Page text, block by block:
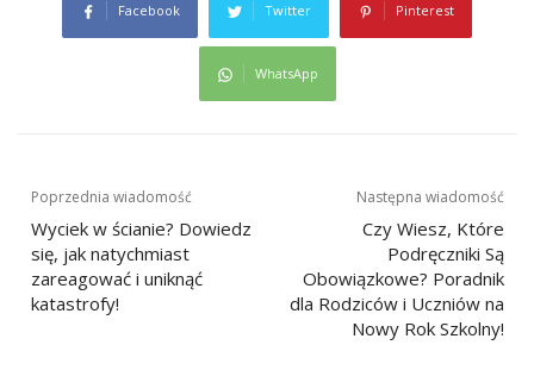
Facebook Twitter Pinterest
WhatsApp
Nawigacja
wpisu
Poprzednia wiadomość
Wyciek w ścianie? Dowiedz
się, jak natychmiast
zareagować i uniknąć
katastrofy!
Następna wiadomość
Czy Wiesz, Które
Podręczniki Są
Obowiązkowe? Poradnik
dla Rodziców i Uczniów na
Nowy Rok Szkolny!